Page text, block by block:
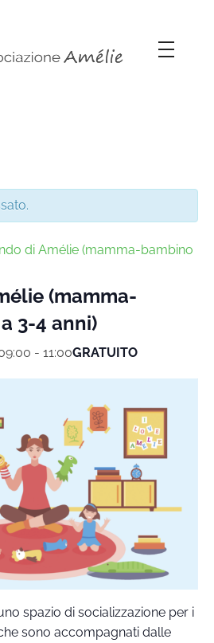
di Amélie (mamma-bambino
(mamma-
3-4 anni)
- 11:00GRATUITO
spazio di socializzazione per i
sono accompagnati dalle